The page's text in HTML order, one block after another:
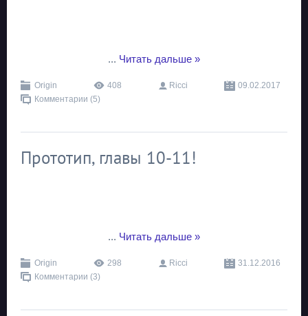
... Читать дальше »
Origin 408 Ricci
09.02.2017
Комментарии (5)
Прототип, главы 10-11!
... Читать дальше »
Origin 298 Ricci
31.12.2016
Комментарии (3)